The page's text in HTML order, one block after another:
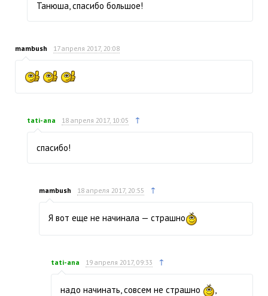
Танюша, спасибо большое!
mambush 17 апреля 2017, 20:08
tati-ana 18 апреля 2017, 10:05 ↑
спасибо!
mambush 18 апреля 2017, 20:55 ↑
Я вот еще не начинала — страшно
tati-ana 19 апреля 2017, 09:33 ↑
надо начинать, совсем не страшно ,